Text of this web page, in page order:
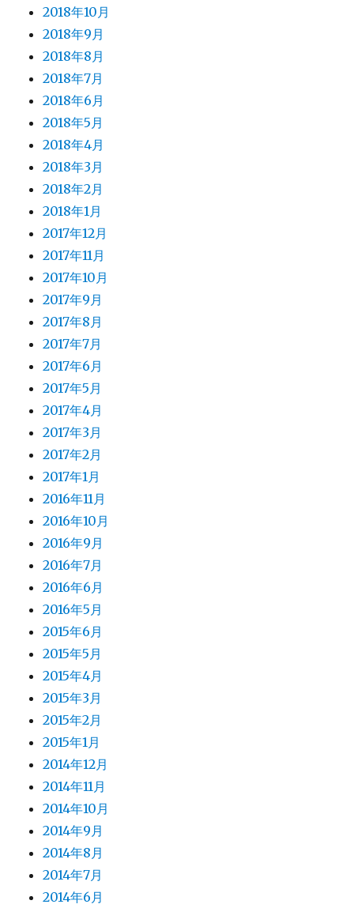
2018年10月
2018年9月
2018年8月
2018年7月
2018年6月
2018年5月
2018年4月
2018年3月
2018年2月
2018年1月
2017年12月
2017年11月
2017年10月
2017年9月
2017年8月
2017年7月
2017年6月
2017年5月
2017年4月
2017年3月
2017年2月
2017年1月
2016年11月
2016年10月
2016年9月
2016年7月
2016年6月
2016年5月
2015年6月
2015年5月
2015年4月
2015年3月
2015年2月
2015年1月
2014年12月
2014年11月
2014年10月
2014年9月
2014年8月
2014年7月
2014年6月